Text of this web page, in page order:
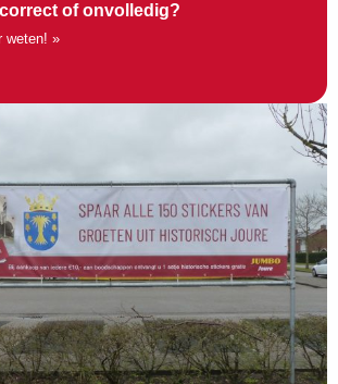
of onvolledig?
weten! »